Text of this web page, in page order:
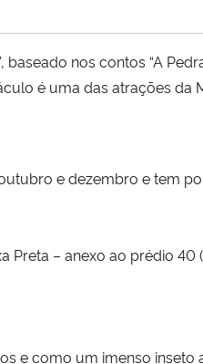
, baseado nos contos “A
é uma das atrações da
e dezembro e tem
Preta – anexo ao prédio 40
e como um imenso inseto